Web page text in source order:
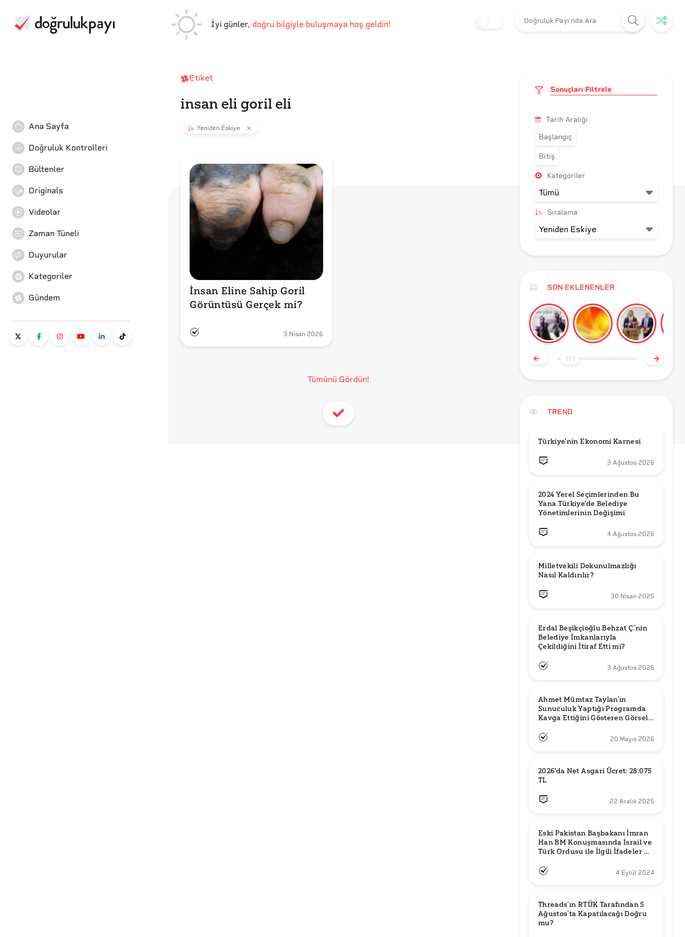
İyi günler, doğru bilgiyle buluşmaya hoş geldin!
Ana Sayfa
Doğruluk Kontrolleri
Bültenler
Originals
Videolar
Zaman Tüneli
Duyurular
Kategoriler
Gündem
Etiket
insan eli goril eli
Yeniden Eskiye
İnsan Eline Sahip Goril
Görüntüsü Gerçek mi?
3 Nisan 2026
Tümünü Gördün!
Sonuçları Filtrele
Tarih Aralığı
Başlangıç
Bitiş
Kategoriler
Sıralama
SON EKLENENLER
TREND
Türkiye'nin Ekonomi Karnesi
3 Ağustos 2026
2024 Yerel Seçimlerinden Bu
Yana Türkiye'de Belediye
Yönetimlerinin Değişimi
4 Ağustos 2026
Milletvekili Dokunulmazlığı
Nasıl Kaldırılır?
30 Nisan 2025
Erdal Beşikçioğlu Behzat Ç.’nin
Belediye İmkanlarıyla
3 Ağustos 2026
Ahmet Mümtaz Taylan’ın
Sunuculuk Yaptığı Programda
Kavga Ettiğini Gösteren Görsel
20 Mayıs 2026
2026'da Net Asgari Ücret: 28.075
TL
22 Aralık 2025
Eski Pakistan Başbakanı İmran
Han BM Konuşmasında İsrail ve
Türk Ordusu ile İlgili İfadeler mi
4 Eylül 2024
Threads’ın RTÜK Tarafından 5
Ağustos’ta Kapatılacağı Doğru
mu?